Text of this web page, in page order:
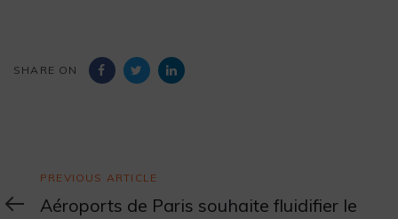
SHARE ON
Previous
Article
PREVIOUS ARTICLE
Aéroports de Paris souhaite fluidifier le